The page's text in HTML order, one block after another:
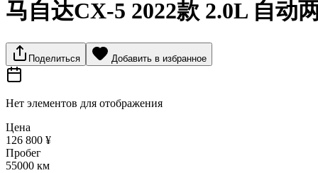
马自达CX-5 2022款 2.0L 自动
Поделиться Добавить в избранное
Нет элементов для отображения
Цена
126 800 ¥
Пробег
55000 км